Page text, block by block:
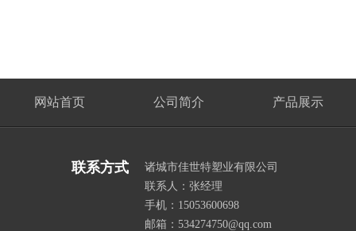
网站首页 公司简介 产品展示
联系方式
诸城市佳世特塑业有限公司
联系人：张经理
手机：15053600698
邮箱：534274750@qq.com